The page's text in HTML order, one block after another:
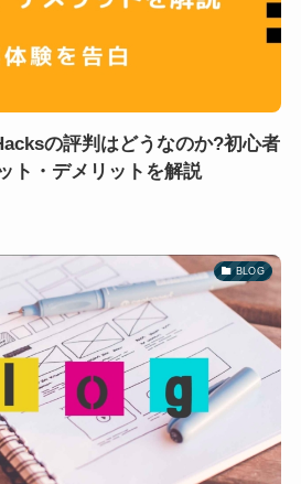
の評判はどうなのか?初心者
ト・デメリットを解説
BLOG